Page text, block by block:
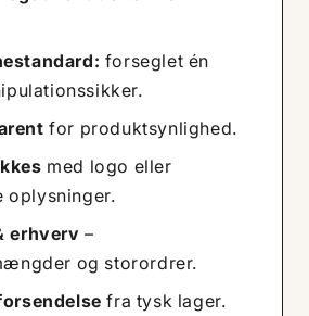
forseglet én
for produktsynlighed.
med logo eller
oplysninger.
erhverv –
og storordrer.
fra tysk lager.